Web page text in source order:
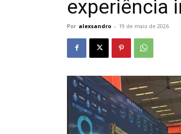
experiência
Por alexsandro - 19 de maio de 2026